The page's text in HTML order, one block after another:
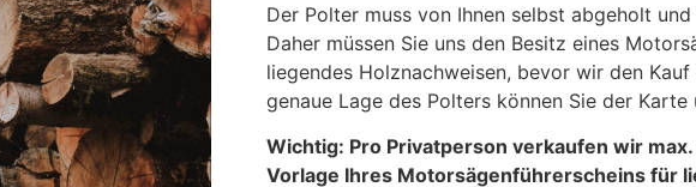
Der Polter muss von Ihnen selbst abgeholt
Daher müssen Sie uns den Besitz eines
liegendes Holznachweisen, bevor wir den
genaue Lage des Polters können Sie der Karte
Wichtig: Pro Privatperson verkaufen wir max.
Vorlage Ihres Motorsägenführerscheins für